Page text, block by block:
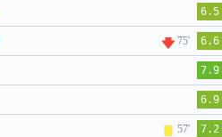
6.5
75' 6.6
7.9
6.9
57' 7.2